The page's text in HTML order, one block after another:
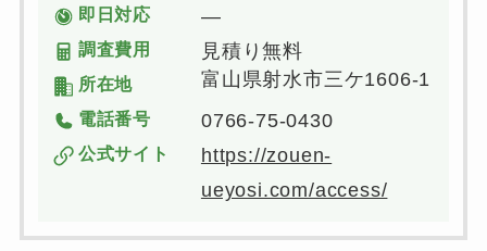
即日対応 ―
調査費用 見積り無料
所在地 富山県射水市三ケ1606-1
電話番号 0766-75-0430
公式サイト
https://zouen-
ueyosi.com/access/